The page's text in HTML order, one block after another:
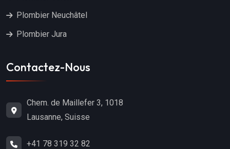
Plombier Neuchâtel
Plombier Jura
Contactez-Nous
Chem. de Maillefer 3, 1018
Lausanne, Suisse
+41 78 319 32 82